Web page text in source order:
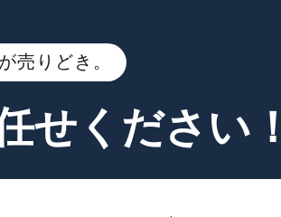
売りどき。
せください！